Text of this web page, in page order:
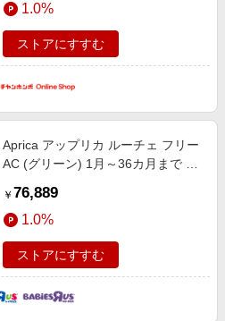
1.0%
ストアにすすむ
Aprica アップリカ ルーチェ フリー
AC (グリーン) 1月～36カ月まで 軽
￥ 76,889
1.0%
ストアにすすむ